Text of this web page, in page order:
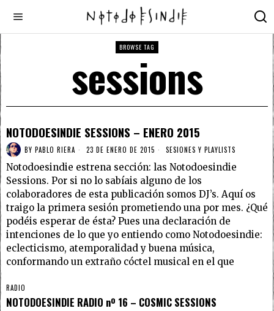
BROWSE TAG
sessions
NOTODOESINDIE SESSIONS – ENERO 2015
BY PABLO RIERA 23 DE ENERO DE 2015 SESIONES Y PLAYLISTS
Notodoesindie estrena sección: las Notodoesindie
Sessions. Por si no lo sabíais alguno de los
colaboradores de esta publicación somos DJ’s. Aquí os
traigo la primera sesión prometiendo una por mes. ¿Qué
podéis esperar de ésta? Pues una declaración de
intenciones de lo que yo entiendo como Notodoesindie:
eclecticismo, atemporalidad y buena música,
conformando un extraño cóctel musical en el que
RADIO
NOTODOESINDIE RADIO nº 16 – COSMIC SESSIONS